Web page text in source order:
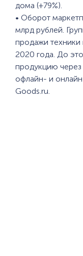
дома (+79%).
• Оборот
млрд рублей.
продажи
2020 года. До
продукцию
офлайн- и
Goods.ru.